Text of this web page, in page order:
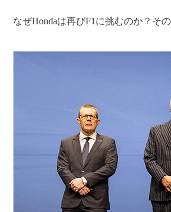
なぜHondaは再びF1に挑むのか？そ